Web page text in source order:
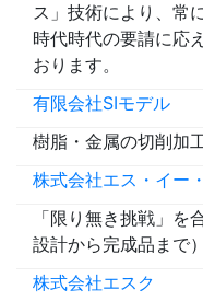
ス」技術により、常
時代時代の要請に応
おります。
有限会社SIモデル
樹脂・金属の切削加
株式会社エス・イー
「限り無き挑戦」を
設計から完成品まで
株式会社エスク